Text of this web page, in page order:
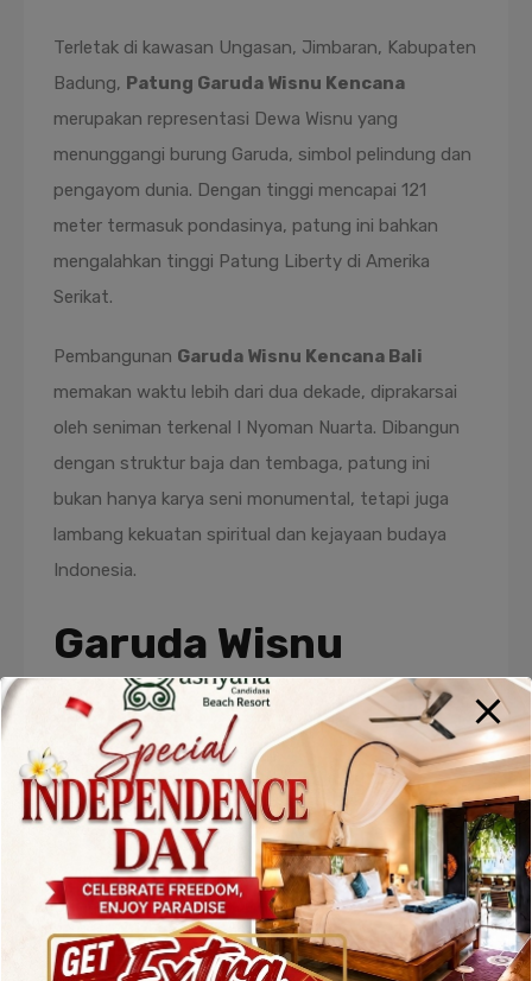
Terletak di kawasan Ungasan, Jimbaran, Kabupaten
Badung, Patung Garuda Wisnu Kencana
merupakan representasi Dewa Wisnu yang
menunggangi burung Garuda, simbol pelindung dan
pengayom dunia. Dengan tinggi mencapai 121
meter termasuk pondasinya, patung ini bahkan
mengalahkan tinggi Patung Liberty di Amerika
Serikat.
Pembangunan Garuda Wisnu Kencana Bali
memakan waktu lebih dari dua dekade, diprakarsai
oleh seniman terkenal I Nyoman Nuarta. Dibangun
dengan struktur baja dan tembaga, patung ini
bukan hanya karya seni monumental, tetapi juga
lambang kekuatan spiritual dan kejayaan budaya
Indonesia.
Garuda Wisnu
Kencana Cultural
Park: Lebih dari
Sekadar Patung
Patung ini berada di dalam kawasanGaruda Wisnu
Kencana Cultural Parkatau yang dikenal juga